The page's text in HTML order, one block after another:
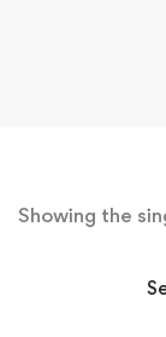
Showing the